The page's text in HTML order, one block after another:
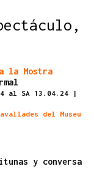
la Mostra
al SA 13.04.24 |
del Museu
y conversa